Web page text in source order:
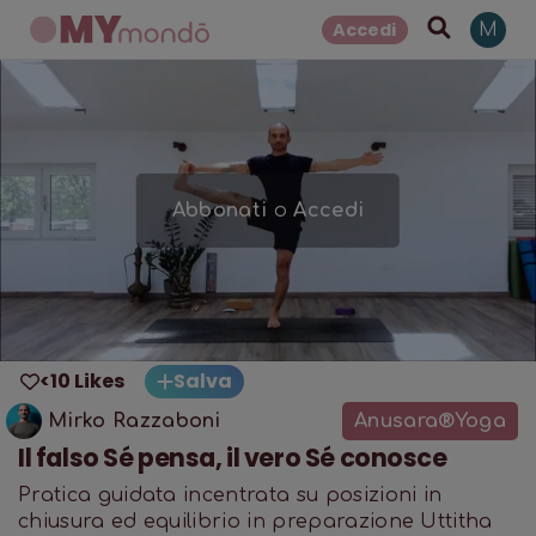
Accedi M
Abbonati oAccedi
<10 Likes Salva
Mirko Razzaboni Anusara®Yoga
Il falso Sé pensa, il vero Sé conosce
Pratica guidata incentrata su posizioni in
chiusura ed equilibrio in preparazione Uttitha